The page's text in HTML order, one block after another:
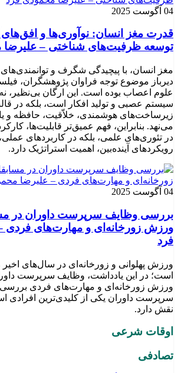
04 آگوست 2025
قدرت مغز انسان: نوآوری‌ها و افق‌های
توسعه ظرفیت‌های شناختی – علیرضا
مغز انسان، با پیچیدگی شگرف و توانمندی‌های
دیرباز موضوع توجه فراوان پژوهشگران،
علوم اعصاب بوده است. این ارگان بی‌نظیر،
سیستم عصبی و تولید افکار است، بلکه در
زیرساخت‌های هوشمندی، خلاّقیت، حافظه و
می‌نهد. بنابراین، فهم عمیق‌تر قابلیت‌ها،
در تئوری‌های علمی، بلکه در کاربردهای
رویکردهای آینده‌بین، اهمیت استراتژیک دارد.
04 آگوست 2025
بررسی وظايف سرپرست داوران در
ورزش زورخانه‌ای و مهارت‌های فردی
فرد
ورزش پهلوانی و زورخانه‌ای در سال‌های اخیر
است؛ در این یادداشت، وظایف سرپرست
ورزش زورخانه‌ای و مهارت‌های فردی
سرپرست داوران یکی از کلیدی‌ترین افرادی
نقش دارد.
اوقات شرعی
تصادفی